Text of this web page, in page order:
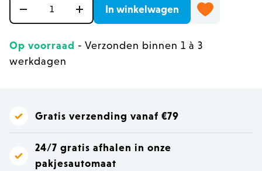
In winkelwagen
Op voorraad - Verzonden binnen 1 à 3
werkdagen
Gratis verzending vanaf €79
24/7 gratis afhalen in onze
pakjesautomaat